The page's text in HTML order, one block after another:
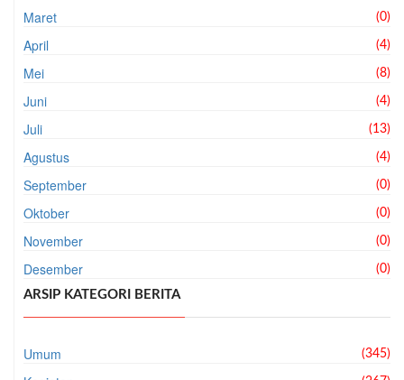
Maret (0)
April (4)
Mei (8)
Juni (4)
Juli (13)
Agustus (4)
September (0)
Oktober (0)
November (0)
Desember (0)
ARSIP KATEGORI BERITA
Umum (345)